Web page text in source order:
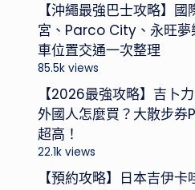
【沖繩最強巴士攻略】
宮、Parco City、永旺夢
車位置交通一次整理
85.5k views
【2026最強攻略】吉卜
外國人怎麼買？大散步券
超高！
22.1k views
【預約攻略】日本吉伊